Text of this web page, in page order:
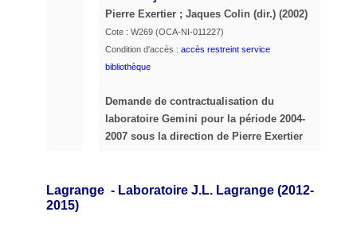
Pierre Exertier ; Jaques Colin (dir.) (2002)
Cote : W269 (OCA-NI-011227)
Condition d'accès : accès restreint service
bibliothèque
Demande de contractualisation du
laboratoire Gemini pour la période 2004-
2007 sous la direction de Pierre Exertier
Lagrange - Laboratoire J.L. Lagrange (2012-
2015)